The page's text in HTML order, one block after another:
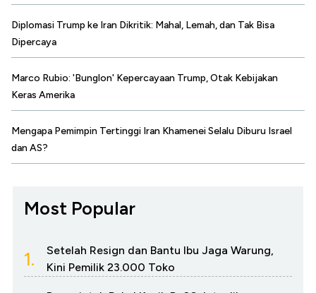
Diplomasi Trump ke Iran Dikritik: Mahal, Lemah, dan Tak Bisa
Dipercaya
Marco Rubio: 'Bunglon' Kepercayaan Trump, Otak Kebijakan
Keras Amerika
Mengapa Pemimpin Tertinggi Iran Khamenei Selalu Diburu Israel
dan AS?
Most Popular
1.
Setelah Resign dan Bantu Ibu Jaga Warung,
Kini Pemilik 23.000 Toko